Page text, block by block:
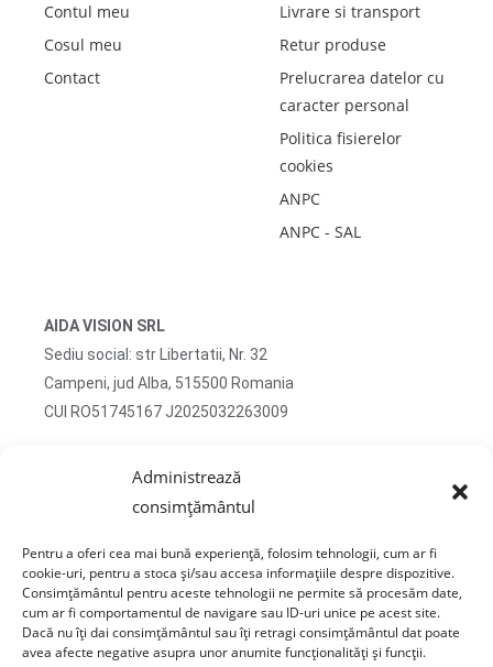
Administrează
consimțământul
Pentru a oferi cea mai bună experiență, folosim tehnologii, cum ar fi
cookie-uri, pentru a stoca și/sau accesa informațiile despre dispozitive.
Consimțământul pentru aceste tehnologii ne permite să procesăm date,
cum ar fi comportamentul de navigare sau ID-uri unice pe acest site.
Dacă nu îți dai consimțământul sau îți retragi consimțământul dat poate
avea afecte negative asupra unor anumite funcționalități și funcții.
Contul meu
Cosul meu
Contact
Livrare si transport
Retur produse
Prelucrarea datelor cu
caracter personal
Politica fisierelor
cookies
ANPC
ANPC - SAL
AIDA VISION SRL
Sediu social: str Libertatii, Nr. 32
Campeni, jud Alba, 515500 Romania
CUI RO51745167 J2025032263009
email: contact@sticlafar.ro
Nu detinem magazin de prezentare, comenzile se
livreaza exclusiv prin curierat.